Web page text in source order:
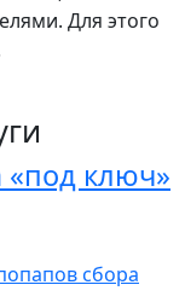
Для этого
«под ключ»
сбора